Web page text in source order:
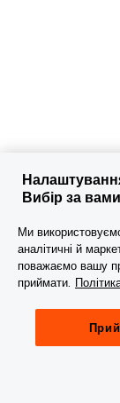
Вибір за вами
Ми
аналітичні й
поважаємо вашу
приймати.